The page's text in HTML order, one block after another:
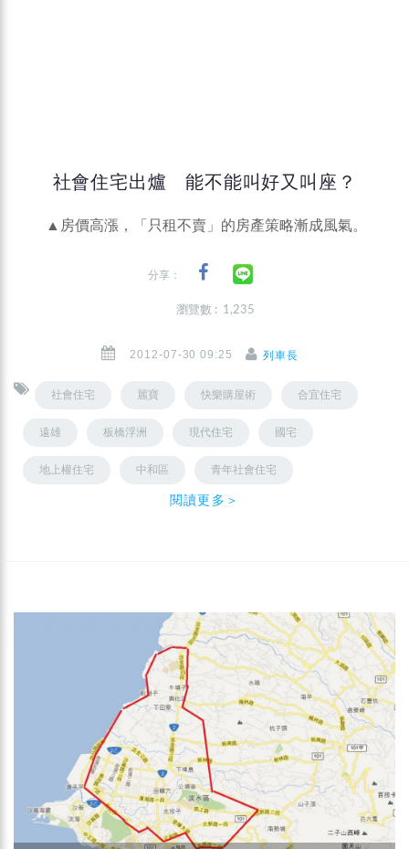
社會住宅出爐 能不能叫好又叫座？
▲房價高漲，「只租不賣」的房產策略漸成風氣。
分享：
瀏覽數 : 1,235
2012-07-30 09:25 列車長
社會住宅 麗寶 快樂購屋術 合宜住宅
遠雄 板橋浮洲 現代住宅 國宅
地上權住宅 中和區 青年社會住宅
閱讀更多＞